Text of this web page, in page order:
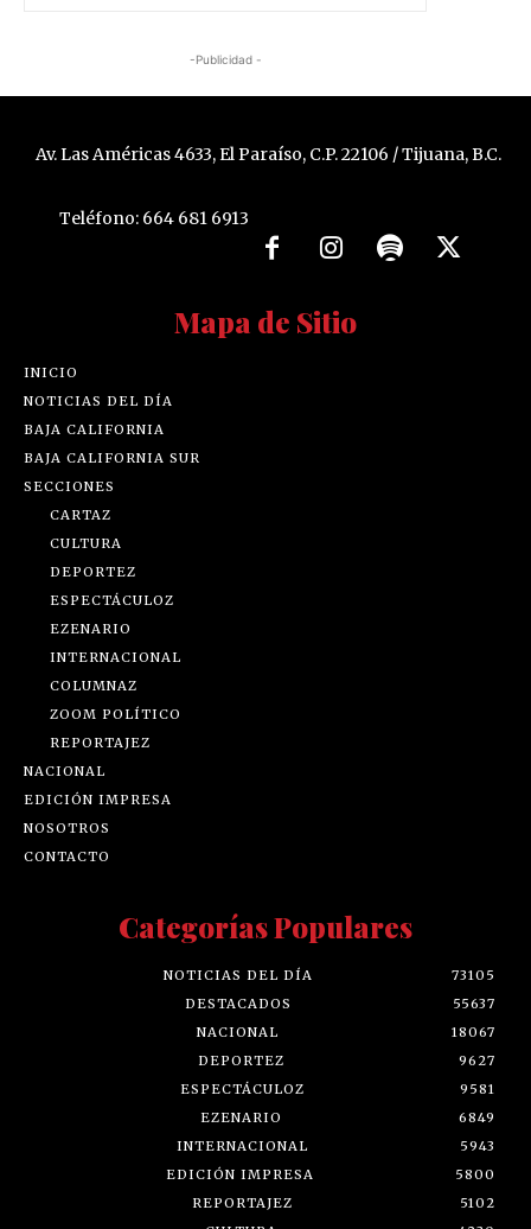
-Publicidad -
Av. Las Américas 4633, El Paraíso, C.P. 22106 / Tijuana, B.C.
Teléfono: 664 681 6913
Mapa de Sitio
INICIO
NOTICIAS DEL DÍA
BAJA CALIFORNIA
BAJA CALIFORNIA SUR
SECCIONES
CARTAZ
CULTURA
DEPORTEZ
ESPECTÁCULOZ
EZENARIO
INTERNACIONAL
COLUMNAZ
ZOOM POLÍTICO
REPORTAJEZ
NACIONAL
EDICIÓN IMPRESA
NOSOTROS
CONTACTO
Categorías Populares
NOTICIAS DEL DÍA
73105
DESTACADOS
55637
NACIONAL
18067
DEPORTEZ
9627
ESPECTÁCULOZ
9581
EZENARIO
6849
INTERNACIONAL
5943
EDICIÓN IMPRESA
5800
REPORTAJEZ
5102